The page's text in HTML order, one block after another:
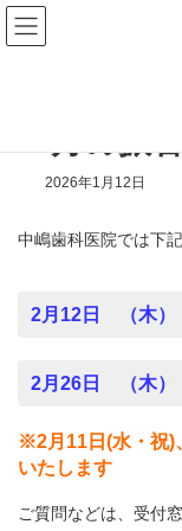
コ
ン
テ
キ
ナ
ビ
ゲ
に
2026年1月12日
中嶋歯科医院では下
2月12日 （木
2月26日 （木
※2月11日(水・祝)
いたします
ご質問などは、受付